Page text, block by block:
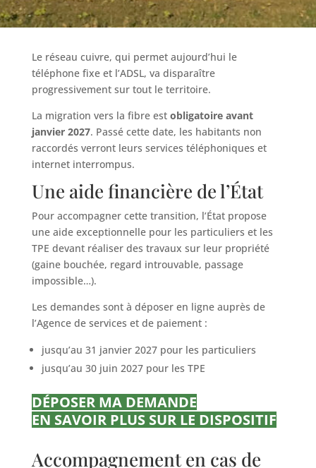
Le réseau cuivre, qui permet aujourd’hui le
téléphone fixe et l’ADSL, va disparaître
progressivement sur tout le territoire.
La migration vers la fibre est obligatoire avant
janvier 2027. Passé cette date, les habitants non
raccordés verront leurs services téléphoniques et
internet interrompus.
Une aide financière de l’État
Pour accompagner cette transition, l’État propose
une aide exceptionnelle pour les particuliers et les
TPE devant réaliser des travaux sur leur propriété
(gaine bouchée, regard introuvable, passage
impossible…).
Les demandes sont à déposer en ligne auprès de
l’Agence de services et de paiement :
jusqu’au 31 janvier 2027 pour les particuliers
jusqu’au 30 juin 2027 pour les TPE
DÉPOSER MA DEMANDE
EN SAVOIR PLUS SUR LE DISPOSITIF
Accompagnement en cas de